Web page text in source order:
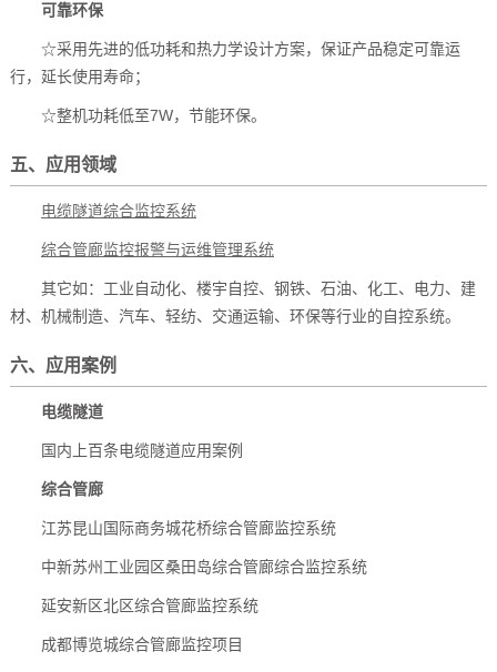
可靠环保
☆采用先进的低功耗和热力学设计方案，保证产品稳定可靠运
行，延长使用寿命；
☆整机功耗低至7W，节能环保。
五、应用领域
电缆隧道综合监控系统
综合管廊监控报警与运维管理系统
其它如：工业自动化、楼宇自控、钢铁、石油、化工、电力、建
材、机械制造、汽车、轻纺、交通运输、环保等行业的自控系统。
六、应用案例
电缆隧道
国内上百条电缆隧道应用案例
综合管廊
江苏昆山国际商务城花桥综合管廊监控系统
中新苏州工业园区桑田岛综合管廊综合监控系统
延安新区北区综合管廊监控系统
成都博览城综合管廊监控项目